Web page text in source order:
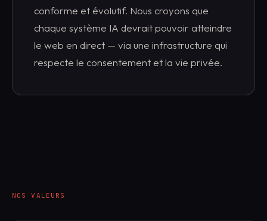
conforme et évolutif. Nous croyons que
chaque système IA devrait pouvoir atteindre
le web en direct — via une infrastructure qui
respecte le consentement et la vie privée.
NOS VALEURS